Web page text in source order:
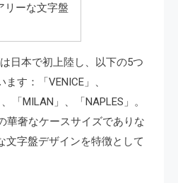
リーな文字盤
日本で初上陸し、以下の5つ
す：「VENICE」、
「MILAN」、「NAPLES」。
華奢なケースサイズでありな
文字盤デザインを特徴として